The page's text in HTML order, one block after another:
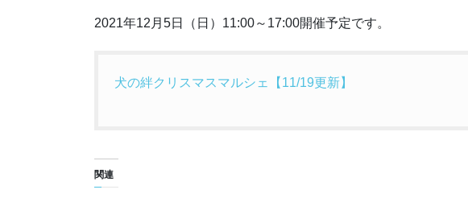
2021年12月5日（日）11:00～17:00開催予定です。
犬の絆クリスマスマルシェ【11/19更新】
関連